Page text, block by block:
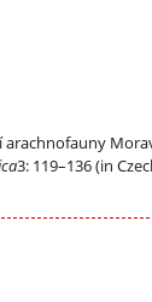
arachnofauny
3: 119–136 (in